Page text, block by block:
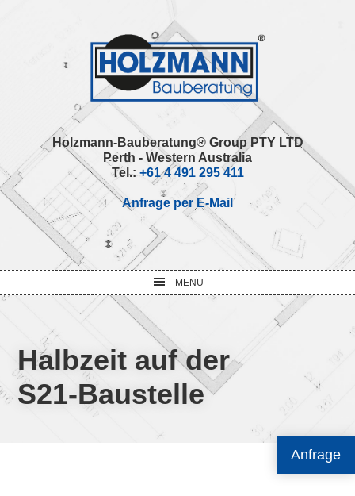
Anfrage
Holzmann-Bauberatung® Group PTY LTD
Perth - Western Australia
Tel.: +61 4 491 295 411
Anfrage per E-Mail
MENU
Halbzeit auf der
S21-Baustelle